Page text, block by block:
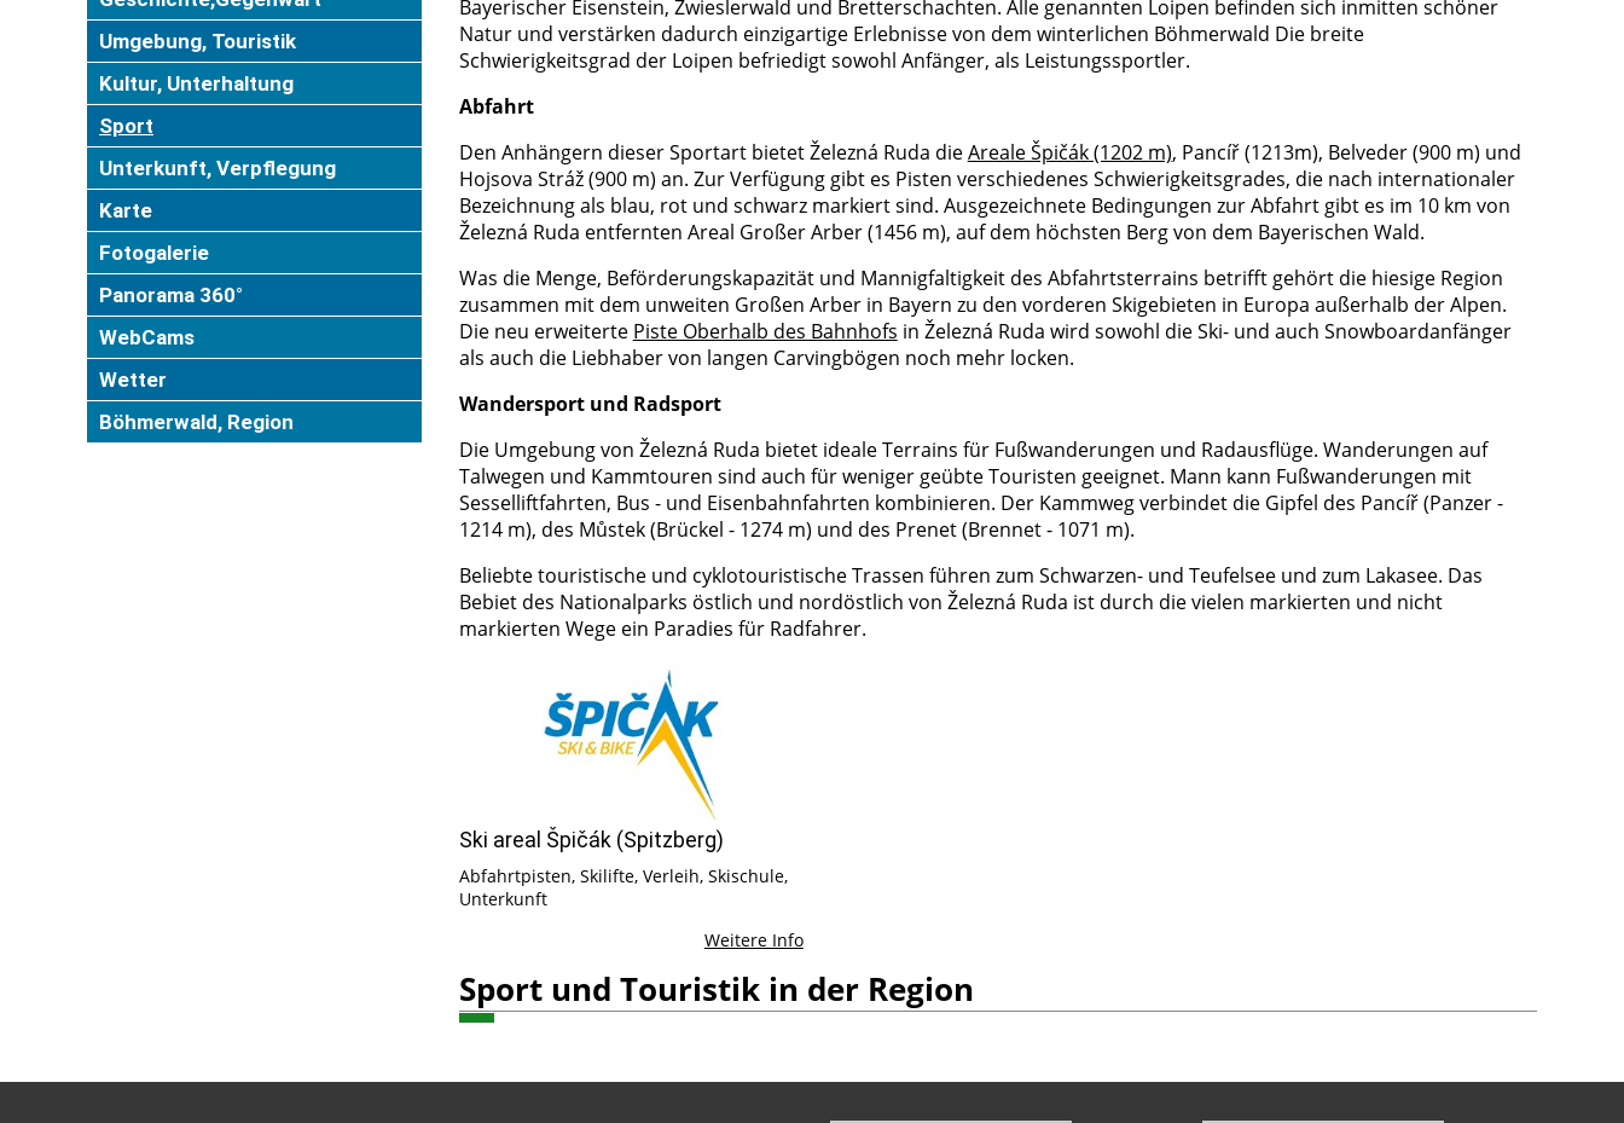
Umgebung, Touristik
Kultur, Unterhaltung
Sport
Unterkunft, Verpflegung
Karte
Fotogalerie
Panorama 360°
WebCams
Wetter
Böhmerwald, Region
Bayerischer Eisenstein, Zwieslerwald und Bretterschachten. Alle genannten Loipen befinden sich inmitten schöner
Natur und verstärken dadurch einzigartige Erlebnisse von dem winterlichen Böhmerwald Die breite
Schwierigkeitsgrad der Loipen befriedigt sowohl Anfänger, als Leistungssportler.
Abfahrt
Den Anhängern dieser Sportart bietet Železná Ruda dieAreale Špičák (1202 m), Pancíř (1213m), Belveder (900 m) und
Hojsova Stráž (900 m) an. Zur Verfügung gibt es Pisten verschiedenes Schwierigkeitsgrades, die nach internationaler
Bezeichnung als blau, rot und schwarz markiert sind. Ausgezeichnete Bedingungen zur Abfahrt gibt es im 10 km von
Železná Ruda entfernten Areal Großer Arber (1456 m), auf dem höchsten Berg von dem Bayerischen Wald.
Was die Menge, Beförderungskapazität und Mannigfaltigkeit des Abfahrtsterrains betrifft gehört die hiesige Region
zusammen mit dem unweiten Großen Arber in Bayern zu den vorderen Skigebieten in Europa außerhalb der Alpen.
Die neu erweiterte Piste Oberhalb des Bahnhofs in Železná Ruda wird sowohl die Ski- und auch Snowboardanfänger
als auch die Liebhaber von langen Carvingbögen noch mehr locken.
Wandersport und Radsport
Die Umgebung von Železná Ruda bietet ideale Terrains für Fußwanderungen und Radausflüge. Wanderungen auf
Talwegen und Kammtouren sind auch für weniger geübte Touristen geeignet. Mann kann Fußwanderungen mit
Sesselliftfahrten, Bus - und Eisenbahnfahrten kombinieren. Der Kammweg verbindet die Gipfel des Pancíř (Panzer -
1214 m), des Můstek (Brückel - 1274 m) und des Prenet (Brennet - 1071 m).
Beliebte touristische und cyklotouristische Trassen führen zum Schwarzen- und Teufelsee und zum Lakasee. Das
Bebiet des Nationalparks östlich und nordöstlich von Železná Ruda ist durch die vielen markierten und nicht
markierten Wege ein Paradies für Radfahrer.
Ski areal Špičák (Spitzberg)
Abfahrtpisten, Skilifte, Verleih, Skischule,
Unterkunft
Weitere Info
Sport und Touristik in der Region